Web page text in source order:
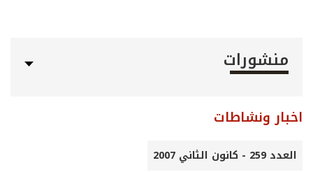
منشورات
اخبار ونشاطات
العدد 259 - كانون الثاني 2007